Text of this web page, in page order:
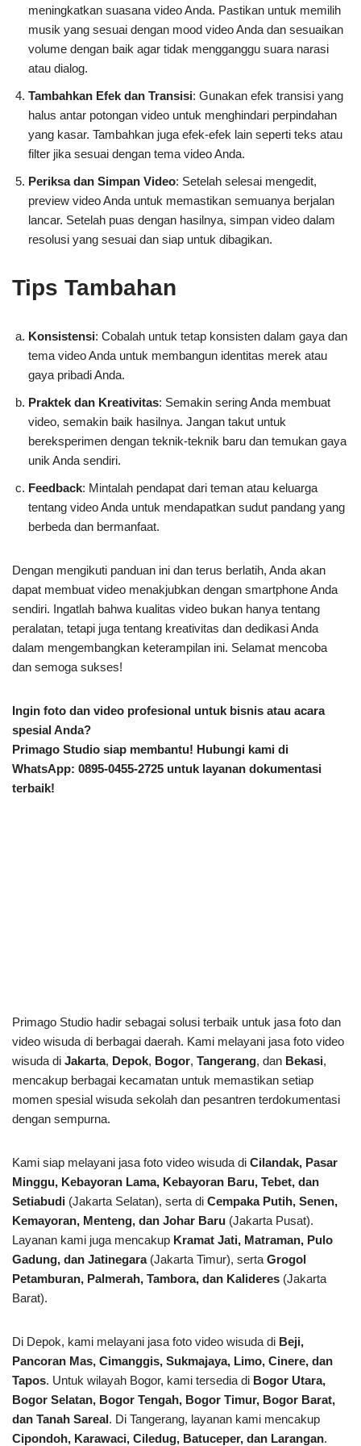
meningkatkan suasana video Anda. Pastikan untuk memilih
musik yang sesuai dengan mood video Anda dan sesuaikan
volume dengan baik agar tidak mengganggu suara narasi
atau dialog.
Tambahkan Efek dan Transisi: Gunakan efek transisi yang
halus antar potongan video untuk menghindari perpindahan
yang kasar. Tambahkan juga efek-efek lain seperti teks atau
filter jika sesuai dengan tema video Anda.
Periksa dan Simpan Video: Setelah selesai mengedit,
preview video Anda untuk memastikan semuanya berjalan
lancar. Setelah puas dengan hasilnya, simpan video dalam
resolusi yang sesuai dan siap untuk dibagikan.
Tips Tambahan
Konsistensi: Cobalah untuk tetap konsisten dalam gaya dan
tema video Anda untuk membangun identitas merek atau
gaya pribadi Anda.
Praktek dan Kreativitas: Semakin sering Anda membuat
video, semakin baik hasilnya. Jangan takut untuk
bereksperimen dengan teknik-teknik baru dan temukan gaya
unik Anda sendiri.
Feedback: Mintalah pendapat dari teman atau keluarga
tentang video Anda untuk mendapatkan sudut pandang yang
berbeda dan bermanfaat.
Dengan mengikuti panduan ini dan terus berlatih, Anda akan
dapat membuat video menakjubkan dengan smartphone Anda
sendiri. Ingatlah bahwa kualitas video bukan hanya tentang
peralatan, tetapi juga tentang kreativitas dan dedikasi Anda
dalam mengembangkan keterampilan ini. Selamat mencoba
dan semoga sukses!
Ingin foto dan video profesional untuk bisnis atau acara
spesial Anda?
Primago Studio siap membantu! Hubungi kami di
WhatsApp: 0895-0455-2725 untuk layanan dokumentasi
terbaik!
Primago Studio hadir sebagai solusi terbaik untuk jasa foto dan
video wisuda di berbagai daerah. Kami melayani jasa foto video
wisuda di Jakarta, Depok, Bogor, Tangerang, dan Bekasi,
mencakup berbagai kecamatan untuk memastikan setiap
momen spesial wisuda sekolah dan pesantren terdokumentasi
dengan sempurna.
Kami siap melayani jasa foto video wisuda di Cilandak, Pasar
Minggu, Kebayoran Lama, Kebayoran Baru, Tebet, dan
Setiabudi (Jakarta Selatan), serta di Cempaka Putih, Senen,
Kemayoran, Menteng, dan Johar Baru (Jakarta Pusat).
Layanan kami juga mencakup Kramat Jati, Matraman, Pulo
Gadung, dan Jatinegara(Jakarta Timur), serta Grogol
Petamburan, Palmerah, Tambora, dan Kalideres (Jakarta
Barat).
Di Depok, kami melayani jasa foto video wisuda di Beji,
Pancoran Mas, Cimanggis, Sukmajaya, Limo, Cinere, dan
Tapos. Untuk wilayah Bogor, kami tersedia di Bogor Utara,
Bogor Selatan, Bogor Tengah, Bogor Timur, Bogor Barat,
dan Tanah Sareal. Di Tangerang, layanan kami mencakup
Cipondoh, Karawaci, Ciledug, Batuceper, dan Larangan.